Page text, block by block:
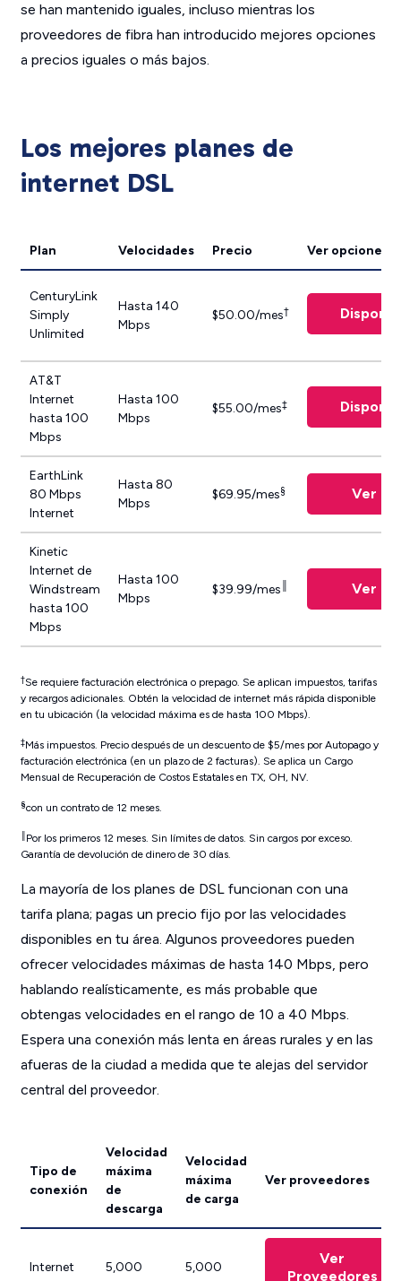
se han mantenido iguales, incluso mientras los
proveedores de fibra han introducido mejores opciones
a precios iguales o más bajos.
Los mejores planes de
internet DSL
Plan Velocidades Precio Ver opciones
CenturyLink
Simply
Unlimited
Hasta 140
Mbps
$50.00/mes†
AT&T
Internet
hasta 100
Mbps
Hasta 100
Mbps
$55.00/mes‡
EarthLink
80 Mbps
Internet
Hasta 80
Mbps
$69.95/mes§ Ver
Kinetic
Internet de
Windstream
hasta 100
Mbps
Hasta 100
Mbps
$39.99/mes Ver
†Se requiere facturación electrónica o prepago. Se aplican impuestos, tarifas
y recargos adicionales. Obtén la velocidad de internet más rápida disponible
en tu ubicación (la velocidad máxima es de hasta 100 Mbps).
‡Más impuestos. Precio después de un descuento de $5/mes por Autopago y
facturación electrónica (en un plazo de 2 facturas). Se aplica un Cargo
Mensual de Recuperación de Costos Estatales en TX, OH, NV.
§con un contrato de 12 meses.
Por los primeros 12 meses. Sin límites de datos. Sin cargos por exceso.
Garantía de devolución de dinero de 30 días.
La mayoría de los planes de DSL funcionan con una
tarifa plana; pagas un precio fijo por las velocidades
disponibles en tu área. Algunos proveedores pueden
ofrecer velocidades máximas de hasta 140 Mbps, pero
hablando realísticamente, es más probable que
obtengas velocidades en el rango de 10 a 40 Mbps.
Espera una conexión más lenta en áreas rurales y en las
afueras de la ciudad a medida que te alejas del servidor
central del proveedor.
Tipo de
conexión
Velocidad
máxima
de
descarga
Velocidad
máxima
de carga
Ver proveedores
Internet
5,000
5,000
Ver
Proveedores